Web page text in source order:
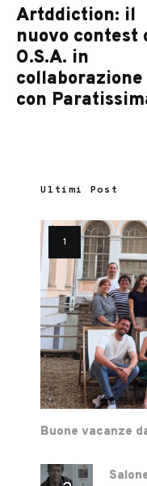
Artddiction: il
nuovo contest
O.S.A. in
collaborazione
con
Ultimi Post
Buone vacanze